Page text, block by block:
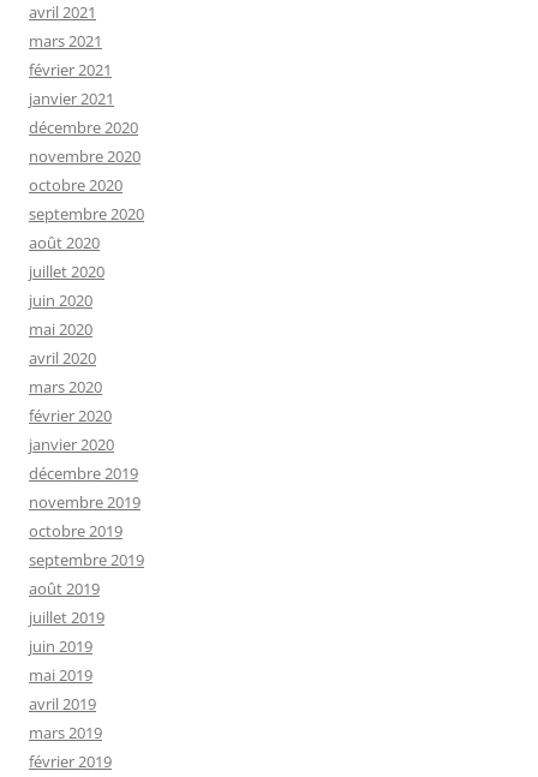
avril 2021
mars 2021
février 2021
janvier 2021
décembre 2020
novembre 2020
octobre 2020
septembre 2020
août 2020
juillet 2020
juin 2020
mai 2020
avril 2020
mars 2020
février 2020
janvier 2020
décembre 2019
novembre 2019
octobre 2019
septembre 2019
août 2019
juillet 2019
juin 2019
mai 2019
avril 2019
mars 2019
février 2019